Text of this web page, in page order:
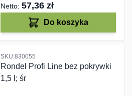
57,36 zł
Do koszyka
SKU:830055
Rondel Profi Line bez pokrywki
1,5 l; śr